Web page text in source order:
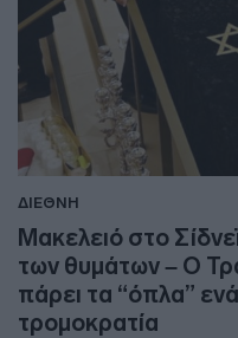
ΔΙΕΘΝΗ
Μακελειό στο
των θυμάτων – Ο
πάρει τα “όπλα”
τρομοκρατία